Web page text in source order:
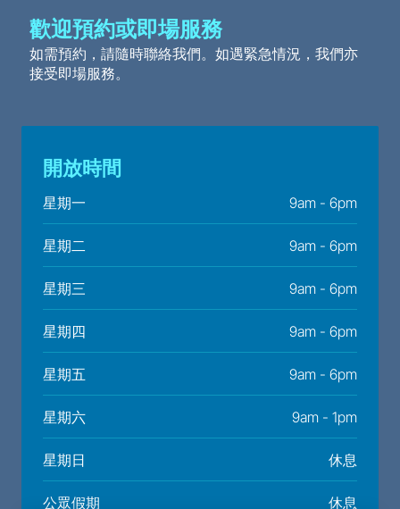
歡迎預約或即場服務
如需預約，請隨時聯絡我們。如遇緊急情況，我們亦
接受即場服務。
開放時間
星期一 9am - 6pm
星期二 9am - 6pm
星期三 9am - 6pm
星期四 9am - 6pm
星期五 9am - 6pm
星期六 9am - 1pm
星期日 休息
公眾假期 休息